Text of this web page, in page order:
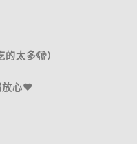
太多🫣）
放心❤️